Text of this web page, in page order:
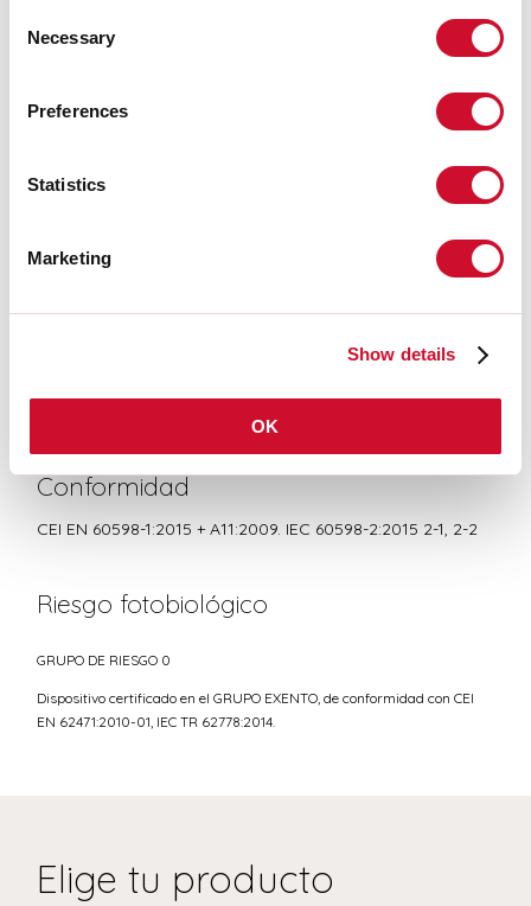
Selection
Necessary
Preferences
Statistics
Marketing
Show details
OK
LIGHT SOURCE
Conformidad
CEI EN 60598-1:2015 + A11:2009. IEC 60598-2:2015 2-1, 2-2
Riesgo fotobiológico
GRUPO DE RIESGO 0
Dispositivo certificado en el GRUPO EXENTO, de conformidad con CEI
EN 62471:2010-01, IEC TR 62778:2014.
Elige tu producto